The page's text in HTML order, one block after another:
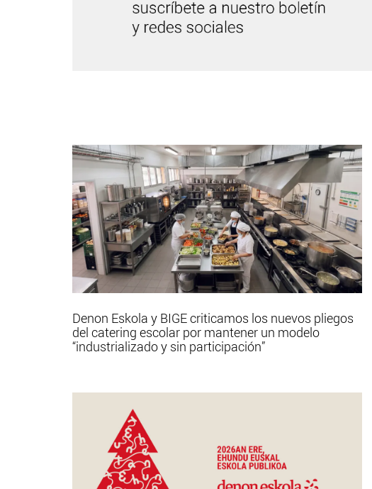
Denon Eskola y BIGE criticamos los nuevos pliegos
del catering escolar por mantener un modelo
“industrializado y sin participación”